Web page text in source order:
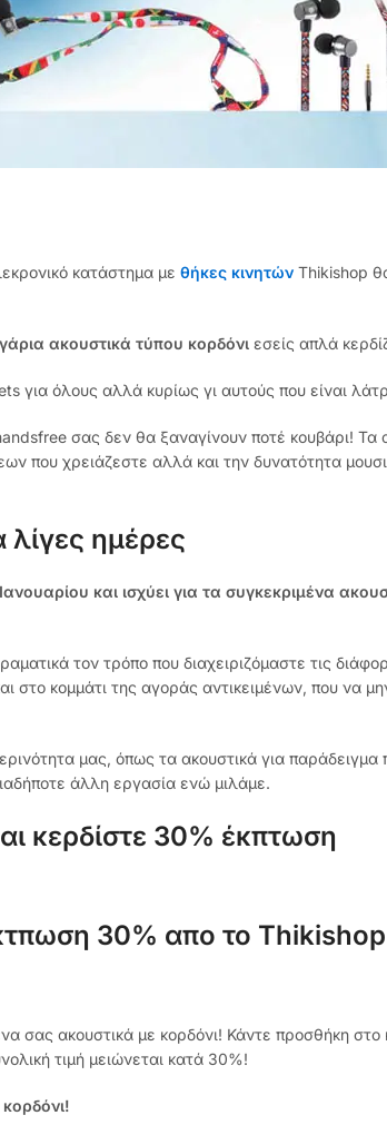
κατάστημα με θήκες κινητών Thikishop
ακουστικά τύπου κορδόνι εσείς απλά
για όλους αλλά κυρίως γι αυτούς που είναι
σας δεν θα ξαναγίνουν ποτέ κουβάρι! Τα
που χρειάζεστε αλλά και την δυνατότητα
ημέρες
και ισχύει για τα συγκεκριμένα
τον τρόπο που διαχειριζόμαστε τις
κομμάτι της αγοράς αντικειμένων, που να
μας, όπως τα ακουστικά για παράδειγμα
άλλη εργασία ενώ μιλάμε.
κερδίστε 30% έκπτωση
30% απο το Thikishop
σας ακουστικά με κορδόνι! Κάντε προσθήκη στο
τιμή μειώνεται κατά 30%!